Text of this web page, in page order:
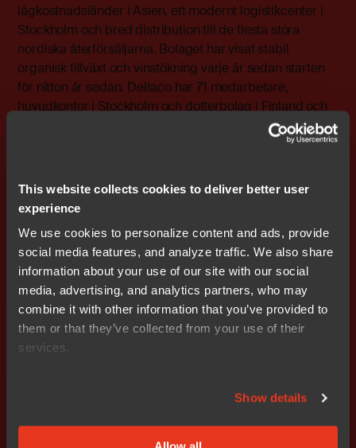
This website collects cookies to deliver better user
experience
We use cookies to personalize content and ads, provide
social media features, and analyze traffic. We also share
information about your use of our site with our social
media, advertising, and analytics partners, who may
combine it with other information that you’ve provided to
them or that they’ve collected from your use of their
services.
Show details
lågkostnadsländer i Asien, ett modernt logistikcenter i
Stockholm och bred distribution till de flesta stora
nordiska återförsäljarna. Bolaget har visat stabil
organisk tillväxt och vinstökning varje år sedan starten
för nitton år sedan. Deltaco har 71 medarbetare,
huvudkontor i Stockholm och dotterbolag i Finland och
www.deltaco.se.
Stefan Skarin, vd och koncernchef INTOI +46 708 65 10
05stefan.skarin@intoi.se
46khazar@deltaco.se
Intoi AB (publ) grundades 1985 och är noterat på
NASDAQ OMX i Stockholm. Affärsidén är förvärv, aktivt
ägande och avyttring av IT-bolag. Intoi äger och
utvecklar IAR Systems, Deltaco och Northern som alla
har innovativ teknologi, stor potential och skalbar
lönsamhet genom att aktivt driva försäljningsstrategi,